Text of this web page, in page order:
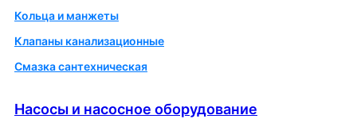
Кольца и манжеты
Клапаны канализационные
Смазка сантехническая
Насосы и насосное оборудование